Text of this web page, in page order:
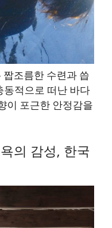
짭조름한 수련과 씁
동적으로 떠난 바다
이 포근한 안정감을
의 감성, 한국